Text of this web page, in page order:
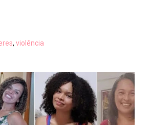
,violência